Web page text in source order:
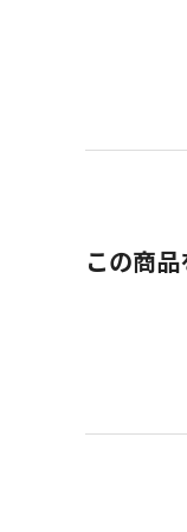
この商